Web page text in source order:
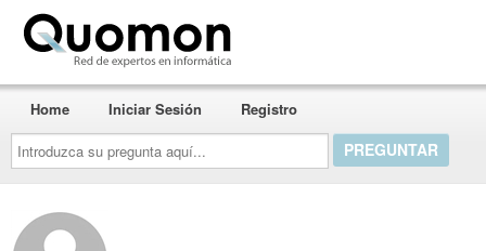
Introduzca
su
pregunta
aquí...
Home Iniciar Sesión Registro